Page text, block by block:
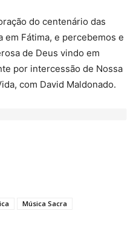
do centenário das
em Fátima, e percebemos e
de Deus vindo em
por intercessão de Nossa
com David Maldonado.
Música Sacra